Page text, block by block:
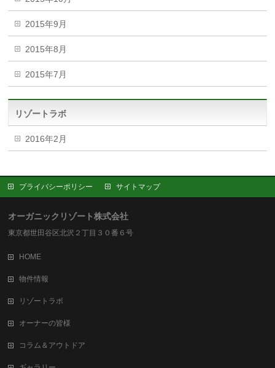
2015年9月
2015年8月
2015年7月
リゾートラボ
2016年2月
プライバシーポリシー サイトマップ
オーガニックリゾート株式会社
東京都世田谷区北沢２丁目３０番６号
HOME
物件情報
リゾートラボ
オーナーの皆様
コラム＆アウトドア